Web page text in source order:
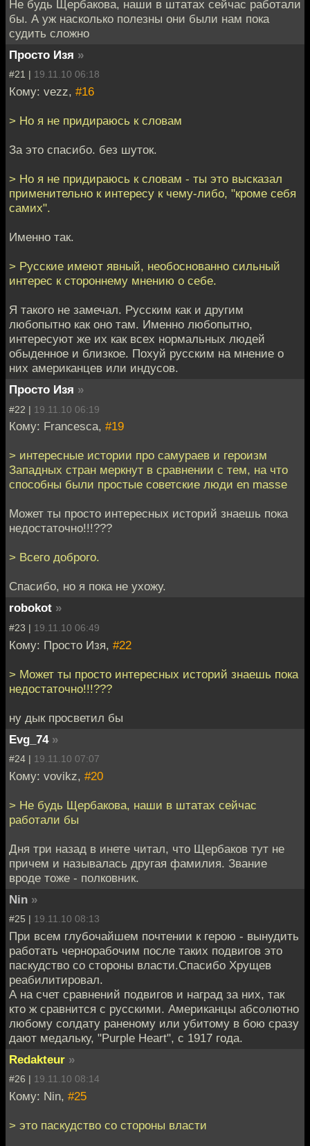
Не будь Щербакова, наши в штатах сейчас работали
бы. А уж насколько полезны они были нам пока
судить сложно
Просто Изя »
#21 | 19.11.10 06:18
Кому: vezz, #16
> Но я не придираюсь к словам
За это спасибо. без шуток.
> Но я не придираюсь к словам - ты это высказал
применительно к интересу к чему-либо, "кроме себя
самих".
Именно так.
> Русские имеют явный, необоснованно сильный
интерес к стороннему мнению о себе.
Я такого не замечал. Русским как и другим
любопытно как оно там. Именно любопытно,
интересуют же их как всех нормальных людей
обыденное и близкое. Похуй русским на мнение о
них американцев или индусов.
Просто Изя »
#22 | 19.11.10 06:19
Кому: Francesca, #19
> интересные истории про самураев и героизм
Западных стран меркнут в сравнении с тем, на что
способны были простые советские люди en masse
Может ты просто интересных историй знаешь пока
недостаточно!!!???
> Всего доброго.
Спасибо, но я пока не ухожу.
robokot »
#23 | 19.11.10 06:49
Кому: Просто Изя, #22
> Может ты просто интересных историй знаешь пока
недостаточно!!!???
ну дык просветил бы
Evg_74 »
#24 | 19.11.10 07:07
Кому: vovikz, #20
> Не будь Щербакова, наши в штатах сейчас
работали бы
Дня три назад в инете читал, что Щербаков тут не
причем и называлась другая фамилия. Звание
вроде тоже - полковник.
Nin »
#25 | 19.11.10 08:13
При всем глубочайшем почтении к герою - вынудить
работать чернорабочим после таких подвигов это
паскудство со стороны власти.Спасибо Хрущев
реабилитировал.
А на счет сравнений подвигов и наград за них, так
кто ж сравнится с русскими. Американцы абсолютно
любому солдату раненому или убитому в бою сразу
дают медальку, "Purple Heart", с 1917 года.
Redakteur »
#26 | 19.11.10 08:14
Кому: Nin, #25
> это паскудство со стороны власти